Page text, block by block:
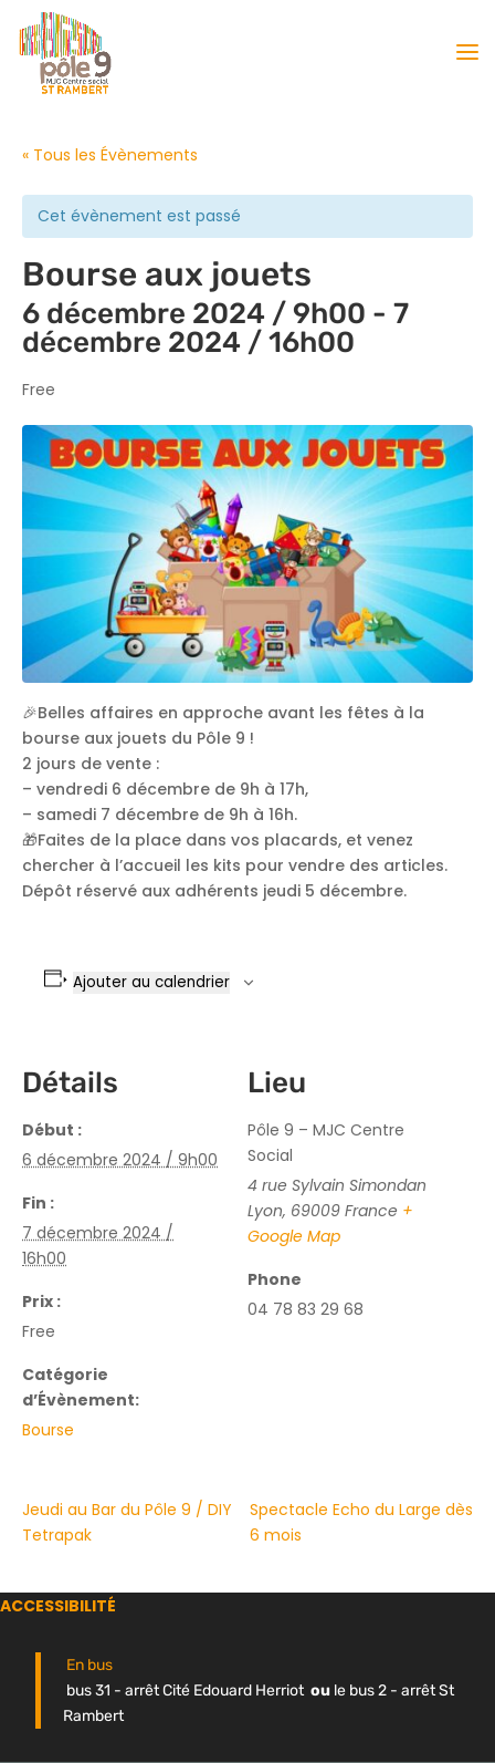
« Tous les Évènements
Cet évènement est passé
Bourse aux jouets
6 décembre 2024 / 9h00 - 7
décembre 2024 / 16h00
Free
🎉Belles affaires en approche avant les fêtes à la
bourse aux jouets du Pôle 9 !
2 jours de vente :
– vendredi 6 décembre de 9h à 17h,
– samedi 7 décembre de 9h à 16h.
🎁Faites de la place dans vos placards, et venez
chercher à l’accueil les kits pour vendre des articles.
Dépôt réservé aux adhérents jeudi 5 décembre.
Ajouter au calendrier
Détails
Début :
6 décembre 2024 / 9h00
Fin :
7 décembre 2024 /
16h00
Prix :
Free
Catégorie
d’Évènement:
Bourse
Lieu
Pôle 9 – MJC Centre
Social
4 rue Sylvain Simondan
Lyon, 69009 France +
Google Map
Phone
04 78 83 29 68
Jeudi au Bar du Pôle 9 / DIY
Tetrapak
Spectacle Echo du Large dès
6 mois
ACCESSIBILITÉ
En bus
bus 31 - arrêt Cité Edouard Herriot ou le bus 2 - arrêt St
Rambert